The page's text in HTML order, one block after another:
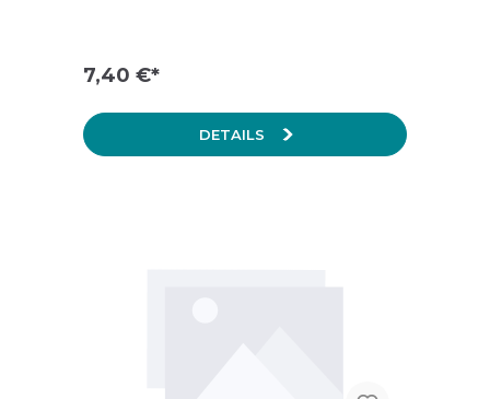
7,40 €*
DETAILS